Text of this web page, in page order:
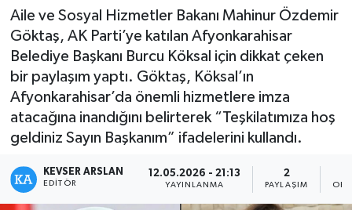
Aile ve Sosyal Hizmetler Bakanı Mahinur Özdemir
Göktaş, AK Parti’ye katılan Afyonkarahisar
Belediye Başkanı Burcu Köksal için dikkat çeken
bir paylaşım yaptı. Göktaş, Köksal’ın
Afyonkarahisar’da önemli hizmetlere imza
atacağına inandığını belirterek “Teşkilatımıza hoş
geldiniz Sayın Başkanım” ifadelerini kullandı.
KEVSER ARSLAN
EDITÖR
12.05.2026 - 21:13
YAYINLANMA
2
PAYLAŞIM
Sağlık
Teknoloji
Kültür - Sanat
Yaşam
Son Dakika Haberleri
Haber Arşivi